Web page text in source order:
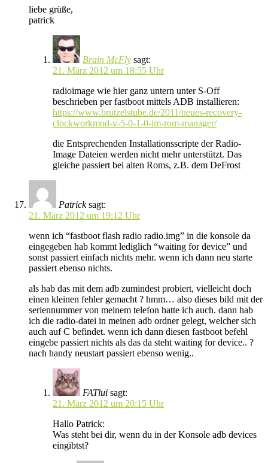
liebe grüße,
patrick
Brain McFly sagt:
21. März 2012 um 18:55 Uhr
radioimage wie hier ganz untern unter S-Off
beschrieben per fastboot mittels ADB installieren:
https://www.brutzelstube.de/2011/neues-recovery-
clockworkmod-v-5-0-1-0-im-rom-manager/
die Entsprechenden Installationsscripte der Radio-
Image Dateien werden nicht mehr unterstützt. Das
gleiche passiert bei alten Roms, z.B. dem DeFrost
Patrick sagt:
21. März 2012 um 19:12 Uhr
wenn ich “fastboot flash radio radio.img” in die konsole da
eingegeben hab kommt lediglich “waiting for device” und
sonst passiert einfach nichts mehr. wenn ich dann neu starte
passiert ebenso nichts.
als hab das mit dem adb zumindest probiert, vielleicht doch
einen kleinen fehler gemacht ? hmm… also dieses bild mit der
seriennummer von meinem telefon hatte ich auch. dann hab
ich die radio-datei in meinen adb ordner gelegt, welcher sich
auch auf C befindet. wenn ich dann diesen fastboot befehl
eingebe passiert nichts als das da steht waiting for device.. ?
nach handy neustart passiert ebenso wenig..
FATlui sagt:
21. März 2012 um 20:15 Uhr
Hallo Patrick:
Was steht bei dir, wenn du in der Konsole adb devices
eingibtst?